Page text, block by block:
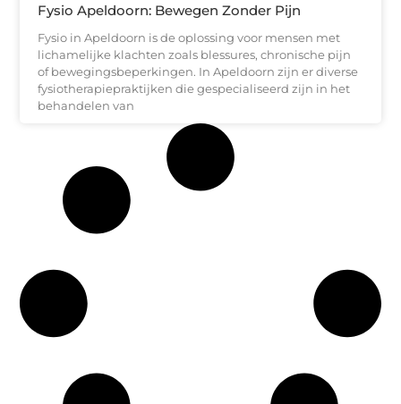
Fysio Apeldoorn: Bewegen Zonder Pijn
Fysio in Apeldoorn is de oplossing voor mensen met
lichamelijke klachten zoals blessures, chronische pijn
of bewegingsbeperkingen. In Apeldoorn zijn er diverse
fysiotherapiepraktijken die gespecialiseerd zijn in het
behandelen van